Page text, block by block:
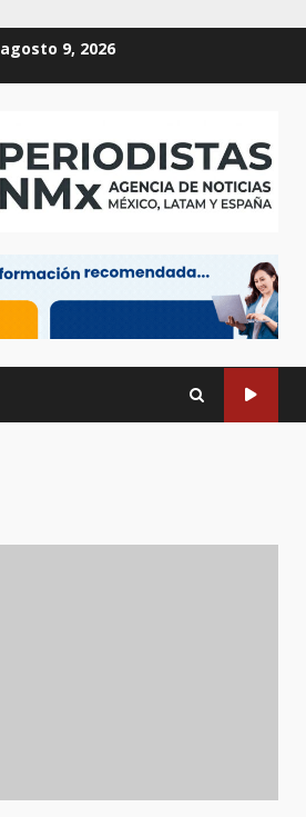
agosto 9, 2026